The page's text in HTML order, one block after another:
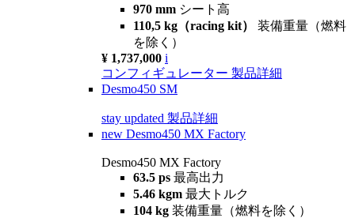
970 mm シート高
110,5 kg（racing kit） 装備重量（燃料
を除く）
¥ 1,737,000 i
コンフィギュレーター 製品詳細
Desmo450 SM
stay updated 製品詳細
new Desmo450 MX Factory
Desmo450 MX Factory
63.5 ps 最高出力
5.46 kgm 最大トルク
104 kg 装備重量（燃料を除く）